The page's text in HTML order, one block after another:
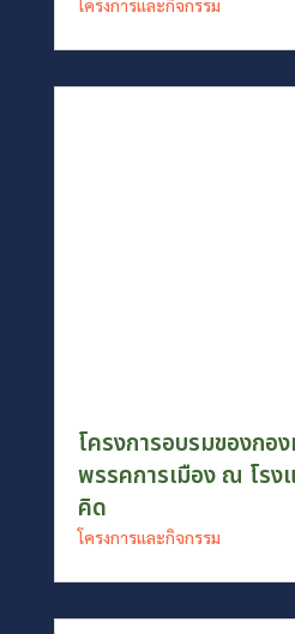
โครงการและกิจกรรม
โครงการอบรมของก
พรรคการเมือง ณ โรง
คิด
โครงการและกิจกรรม